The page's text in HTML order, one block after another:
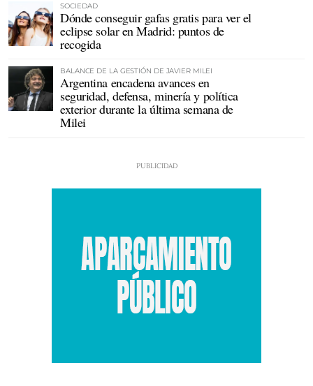
SOCIEDAD
Dónde conseguir gafas gratis para ver el
eclipse solar en Madrid: puntos de
recogida
BALANCE DE LA GESTIÓN DE JAVIER MILEI
Argentina encadena avances en
seguridad, defensa, minería y política
exterior durante la última semana de
Milei